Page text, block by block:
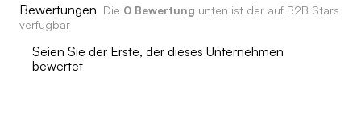
Bewertungen Die 0 Bewertung unten ist der auf B2B Stars
verfügbar
Seien Sie der Erste, der dieses Unternehmen
bewertet